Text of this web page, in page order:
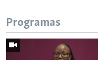
Programas